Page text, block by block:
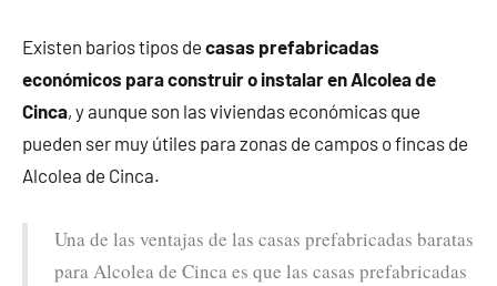
Existen barios tipos de casas prefabricadas
económicos para construir o instalar en Alcolea de
Cinca, y aunque son las viviendas económicas que
pueden ser muy útiles para zonas de campos o fincas de
Alcolea de Cinca.
Una de las ventajas de las casas prefabricadas baratas
para Alcolea de Cinca es que las casas prefabricadas